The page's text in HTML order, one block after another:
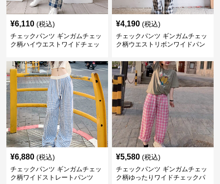
¥6,110 (税込)
チェックパンツ ギンガムチェッ
ク柄ハイウエストワイドチェッ
¥4,190 (税込)
チェックパンツ ギンガムチェッ
ク柄ウエストリボンワイドパン
¥6,880 (税込)
チェックパンツ ギンガムチェッ
ク柄ワイドストレートパンツ
¥5,580 (税込)
チェックパンツ ギンガムチェッ
ク柄ゆったりワイドチェックパ